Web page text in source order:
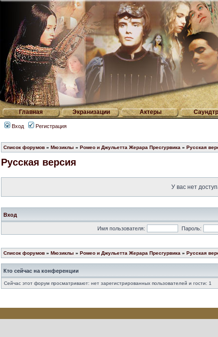
Главная Экранизации Актеры
Вход Регистрация
Список форумов » Мюзиклы » Ромео и Джульетта Жерара Пресгурвика » Русская
Русская версия
У вас нет
Вход
Имя пользователя: Пароль:
Список форумов » Мюзиклы » Ромео и Джульетта Жерара Пресгурвика » Русская
Кто сейчас на конференции
Сейчас этот форум просматривают: нет зарегистрированных пользователей и гости: 1